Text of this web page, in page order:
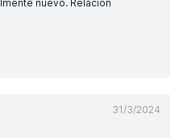
nuevo. Relación
31/3/2024